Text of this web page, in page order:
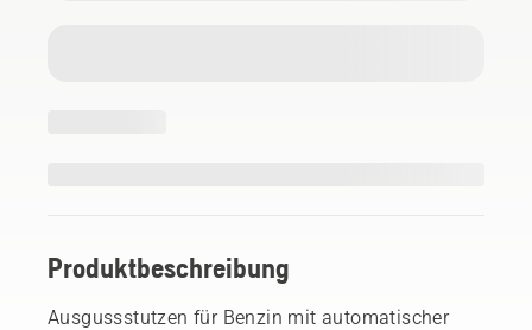
Produktbeschreibung
Ausgussstutzen für Benzin mit automatischer